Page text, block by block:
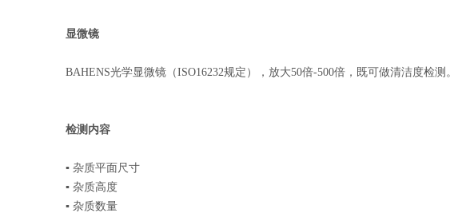
显微镜
BAHENS光学显微镜（ISO16232规定），放大50倍-500倍，既可做清洁度检测。
检测内容
▪ 杂质平面尺寸
▪ 杂质高度
▪ 杂质数量